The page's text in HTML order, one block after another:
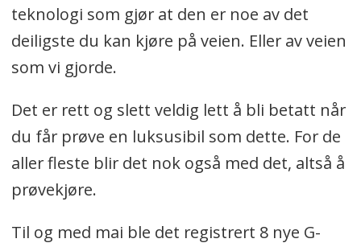
teknologi som gjør at den er noe av det
deiligste du kan kjøre på veien. Eller av veien
som vi gjorde.
Det er rett og slett veldig lett å bli betatt når
du får prøve en luksusibil som dette. For de
aller fleste blir det nok også med det, altså å
prøvekjøre.
Til og med mai ble det registrert 8 nye G-